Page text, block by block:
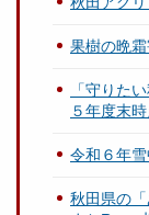
果樹の晩
「守りた
５年度末
令和６年
秋田県の